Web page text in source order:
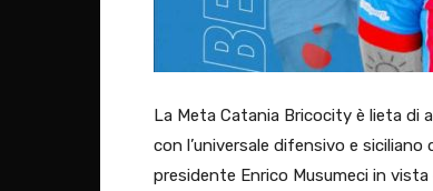
La Meta Catania Bricocity è lieta di
con l’universale difensivo e
presidente Enrico Musumeci in